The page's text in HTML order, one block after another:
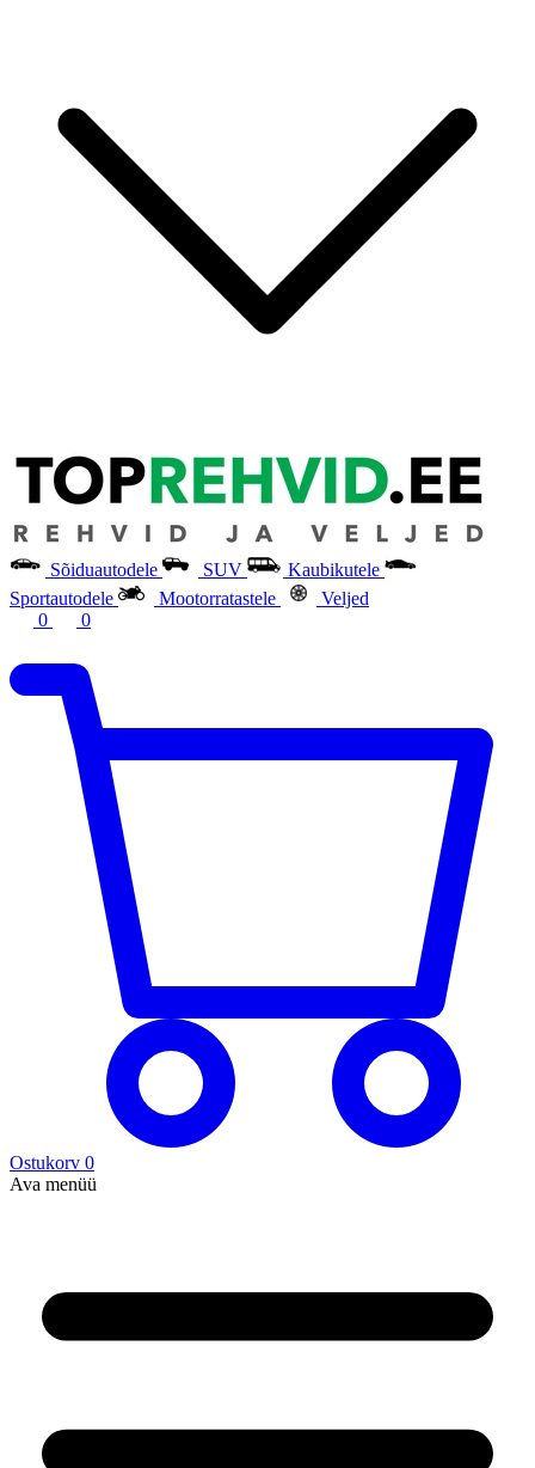
Sõiduautodele SUV
Kaubikutele
Sportautodele
Mootorratastele
Veljed
0
0
Ostukorv 0
Ava menüü